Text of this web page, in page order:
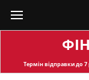
Термін відправкидо 7